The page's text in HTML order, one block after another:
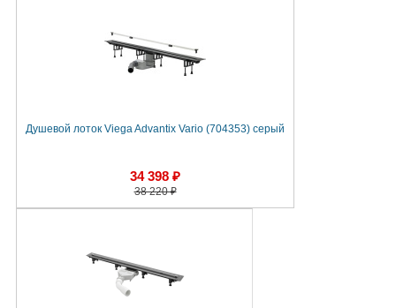
Душевой лоток Viega Advantix Vario (704353) серый
34 398 ₽
38 220 ₽